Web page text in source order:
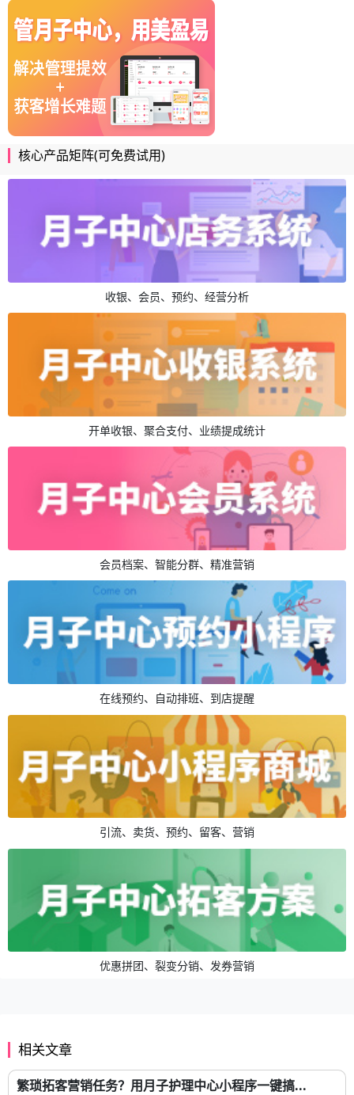
核心产品矩阵(可免费试用)
收银、会员、预约、经营分析
开单收银、聚合支付、业绩提成统计
会员档案、智能分群、精准营销
在线预约、自动排班、到店提醒
引流、卖货、预约、留客、营销
优惠拼团、裂变分销、发券营销
相关文章
繁琐拓客营销任务？用月子护理中心小程序一键搞...